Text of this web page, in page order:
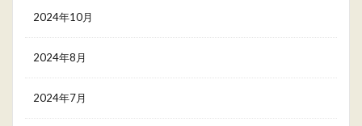
2024年10月
2024年8月
2024年7月